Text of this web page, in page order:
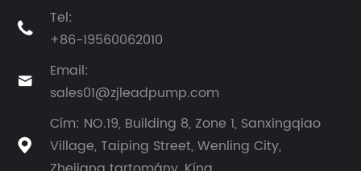

Tel:
+86-19560062010

Email:
sales01@zjleadpump.com

Cím: NO.19, Building 8, Zone 1, Sanxingqiao
Village, Taiping Street, Wenling City,